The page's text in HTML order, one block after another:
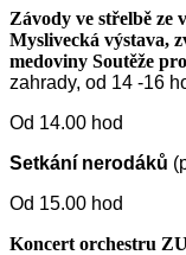
Závody ve střelbě ze
Myslivecká výstava,
medoviny Soutěže
zahrady, od 14 -16
Od 14.00 hod
Setkání nerodáků
Od 15.00 hod
Koncert orchestru